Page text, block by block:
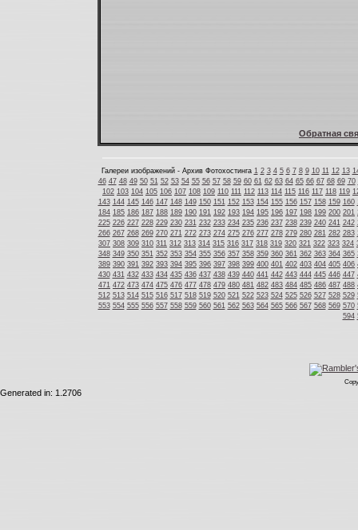
Обратная
Галереи изображений - Архив Фотохостинга 1 2 3 4 5 6 7 8 9 10 11 12 13
46 47 48 49 50 51 52 53 54 55 56 57 58 59 60 61 62 63 64 65 66 67 68 69 70
102 103 104 105 106 107 108 109 110 111 112 113 114 115 116 117 118 119
143 144 145 146 147 148 149 150 151 152 153 154 155 156 157 158 159 160
184 185 186 187 188 189 190 191 192 193 194 195 196 197 198 199 200 201
225 226 227 228 229 230 231 232 233 234 235 236 237 238 239 240 241 242
266 267 268 269 270 271 272 273 274 275 276 277 278 279 280 281 282 283
307 308 309 310 311 312 313 314 315 316 317 318 319 320 321 322 323 324
348 349 350 351 352 353 354 355 356 357 358 359 360 361 362 363 364 365
389 390 391 392 393 394 395 396 397 398 399 400 401 402 403 404 405 406
430 431 432 433 434 435 436 437 438 439 440 441 442 443 444 445 446 447
471 472 473 474 475 476 477 478 479 480 481 482 483 484 485 486 487 488
512 513 514 515 516 517 518 519 520 521 522 523 524 525 526 527 528 529
553 554 555 556 557 558 559 560 561 562 563 564 565 566 567 568 569 570
594
Generated in: 1.2706